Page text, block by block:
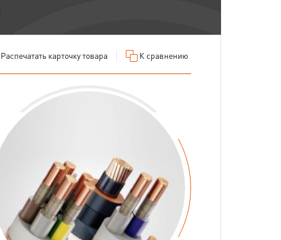
Распечатать карточку товара К сравнению